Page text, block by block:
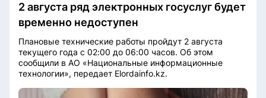
2 августа ряд электронных госуслуг будет
временно недоступен
Плановые технические работы пройдут 2 августа
текущего года с 02:00 до 06:00 часов. Об этом
сообщили в АО «Национальные информационные
технологии», передает Elordainfo.kz.